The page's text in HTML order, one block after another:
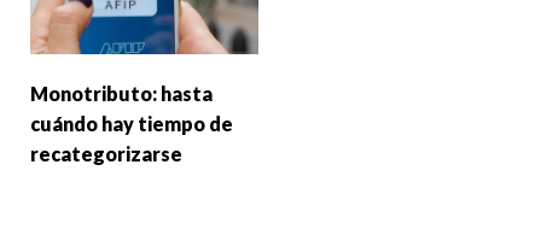
Monotributo: hasta
cuándo hay tiempo de
recategorizarse